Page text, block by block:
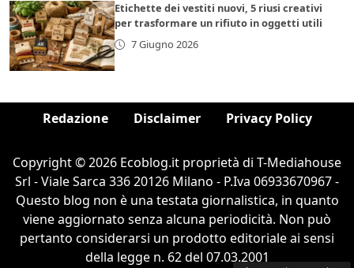
Etichette dei vestiti nuovi, 5 riusi creativi
per trasformare un rifiuto in oggetti utili
7 Giugno 2026
Redazione Disclaimer Privacy Policy
Copyright © 2026 Ecoblog.it proprietà di T-Mediahouse
Srl - Viale Sarca 336 20126 Milano - P.Iva 06933670967 -
Questo blog non è una testata giornalistica, in quanto
viene aggiornato senza alcuna periodicità. Non può
pertanto considerarsi un prodotto editoriale ai sensi
della legge n. 62 del 07.03.2001